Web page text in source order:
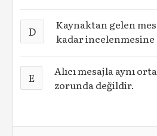
D
Kaynaktan gelen
kadar incelenmesine
E
Alıcı mesajla aynı
zorunda değildir.